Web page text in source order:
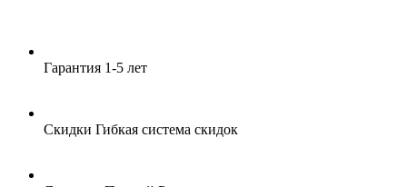
Гарантия 1-5 лет
Скидки Гибкая система скидок